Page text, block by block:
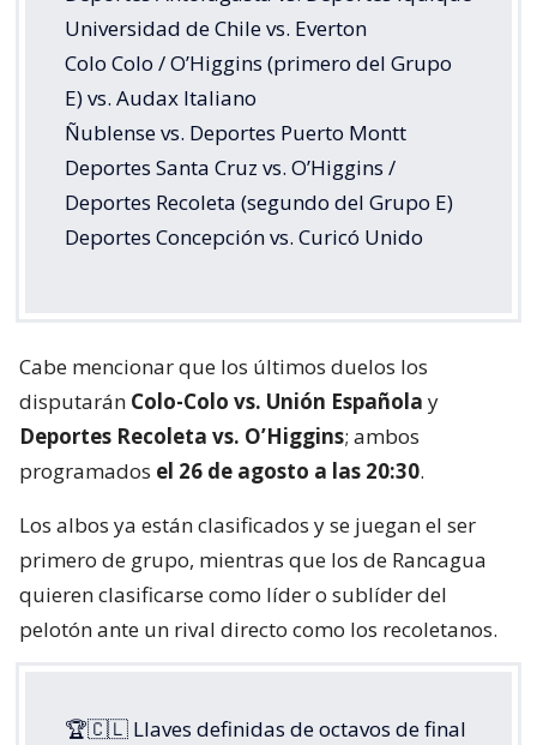
Universidad de Chile vs. Everton
Colo Colo / O’Higgins (primero del Grupo
E) vs. Audax Italiano
Ñublense vs. Deportes Puerto Montt
Deportes Santa Cruz vs. O’Higgins /
Deportes Recoleta (segundo del Grupo E)
Deportes Concepción vs. Curicó Unido
Cabe mencionar que los últimos duelos los
disputarán Colo-Colo vs. Unión Española y
Deportes Recoleta vs. O’Higgins; ambos
programados el 26 de agosto a las 20:30.
Los albos ya están clasificados y se juegan el ser
primero de grupo, mientras que los de Rancagua
quieren clasificarse como líder o sublíder del
pelotón ante un rival directo como los recoletanos.
🏆🇨🇱 Llaves definidas de octavos de final